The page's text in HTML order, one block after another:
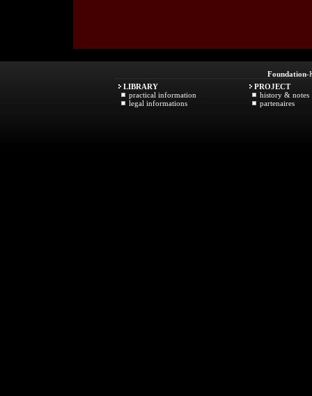
Foundation-
LIBRARY
practical information
legal informations
PROJECT
history & notes
partenaires